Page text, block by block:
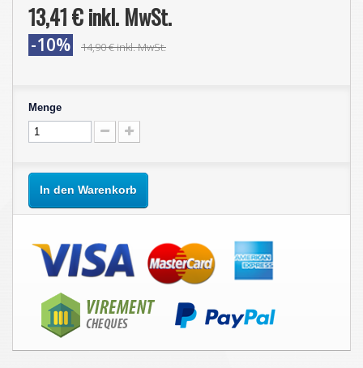
13,41 €inkl. MwSt.
-10% 14,90 €inkl. MwSt.
Menge
In den Warenkorb